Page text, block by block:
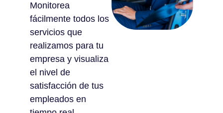
Monitorea
fácilmente todos los
servicios que
realizamos para tu
empresa y visualiza
el nivel de
satisfacción de tus
empleados en